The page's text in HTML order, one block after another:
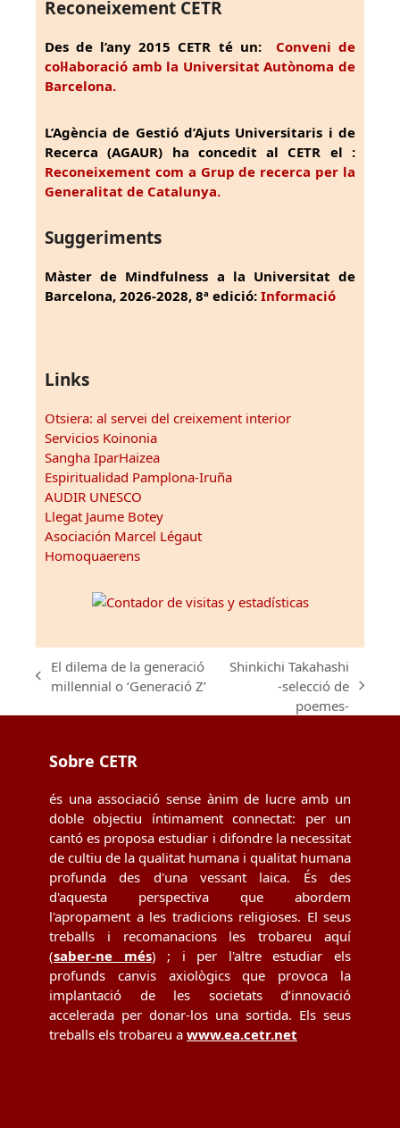
Reconeixement CETR
Des de l’any 2015 CETR té un: Conveni de
col·laboració amb la Universitat Autònoma de
Barcelona.
L’Agència de Gestió d’Ajuts Universitaris i de
Recerca (AGAUR) ha concedit al CETR el :
Reconeixement com a Grup de recerca per la
Generalitat de Catalunya.
Suggeriments
Màster de Mindfulness a la Universitat de
Barcelona, 2026-2028, 8ª edició: Informació
Links
Otsiera: al servei del creixement interior
Servicios Koinonia
Sangha IparHaizea
Espiritualidad Pamplona-Iruña
AUDIR UNESCO
Llegat Jaume Botey
Asociación Marcel Légaut
Homoquaerens
previous
El dilema de la generació
millennial o ‘Generació Z’
post:
Shinkichi Takahashi
-selecció de
poemes-
Sobre CETR
és una associació sense ànim de lucre amb un
doble objectiu íntimament connectat: per un
cantó es proposa estudiar i difondre la necessitat
de cultiu de la qualitat humana i qualitat humana
profunda des d'una vessant laica. És des
d'aquesta perspectiva que abordem
l'apropament a les tradicions religioses. El seus
treballs i recomanacions les trobareu aquí
(saber-ne més) ; i per l'altre estudiar els
profunds canvis axiològics que provoca la
implantació de les societats d’innovació
accelerada per donar-los una sortida. Els seus
treballs els trobareu a www.ea.cetr.net